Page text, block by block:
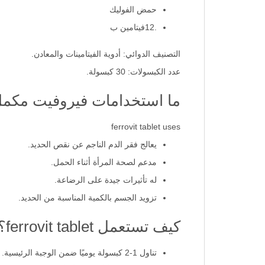
حمض الفوليك
.12فيتامين ب
التصنيف الدوائي: أدوية الفيتامينات والمعادن.
عدد الكبسولات: 30 كبسولة.
ما استخدامات فيروفيت
ferrovit tablet uses
يعالج فقر الدم الناجم عن نقص الحديد.
مدعم لصحة المرأة أثناء الحمل.
له تأثيرات جيدة على الرضاعة.
تزويد الجسم بالكمية المناسبة من الحديد.
كيف تستعمل ferrovit tablet؟
تناول 1-2 كبسولة يوميًا ضمن الوجبة الرئيسية.